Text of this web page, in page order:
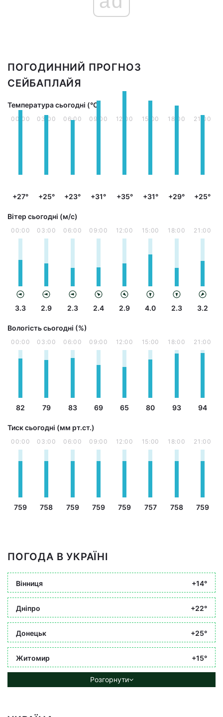
ПОГОДИННИЙ ПРОГНОЗ
СЕЙБАПЛАЙЯ
Температура сьогодні (°С)
00:00
+27°
03:00
+25°
06:00
+23°
09:00
+31°
12:00
+35°
15:00
+31°
18:00
+29°
21:00
+25°
Вітер сьогодні (м/с)
00:00
3.3
03:00
2.9
06:00
2.3
09:00
2.4
12:00
2.9
15:00
4.0
18:00
2.3
21:00
3.2
Вологість сьогодні (%)
00:00
82
03:00
79
06:00
83
09:00
69
12:00
65
15:00
80
18:00
93
21:00
94
Тиск сьогодні (мм рт.ст.)
00:00
759
03:00
758
06:00
759
09:00
759
12:00
759
15:00
757
18:00
758
21:00
759
ПОГОДА В УКРАЇНІ
Вінниця +14°
Дніпро +22°
Донецьк +25°
Житомир +15°
Розгорнути